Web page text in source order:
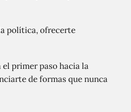
política, ofrecerte
el primer paso hacia la
de formas que nunca